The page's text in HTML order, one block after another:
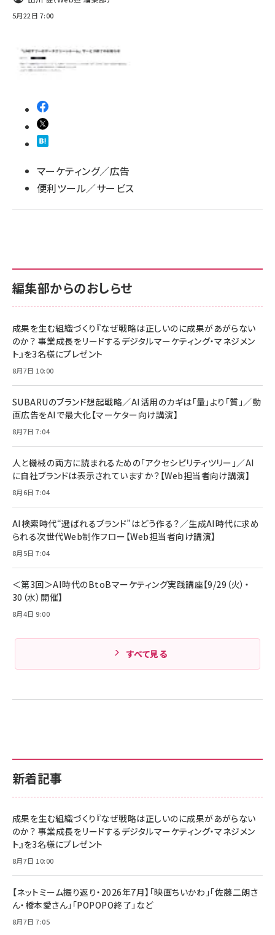
5月22日 7:00
マーケティング／広告
便利ツール／サービス
新着記事
成果を生む組織づくり『なぜ戦略は正しいのに成果があがらない
のか？ 事業成長をリードするデジタルマーケティング・マネジメン
ト』を3名様にプレゼント
8月7日 10:00
【ネットミーム振り返り・2026年7月】「映画ちいかわ」「佐藤二朗さ
ん・橋本愛さん」「POPOPO終了」など
8月7日 7:05
編集部からのおしらせ
成果を生む組織づくり『なぜ戦略は正しいのに成果があがらない
のか？ 事業成長をリードするデジタルマーケティング・マネジメン
ト』を3名様にプレゼント
8月7日 10:00
SUBARUのブランド想起戦略／AI活用のカギは「量」より「質」／動
画広告をAIで最大化【マーケター向け講演】
8月7日 7:04
人と機械の両方に読まれるための「アクセシビリティツリー」／AI
に自社ブランドは表示されていますか？【Web担当者向け講演】
8月6日 7:04
AI検索時代“選ばれるブランド”はどう作る？／生成AI時代に求め
られる次世代Web制作フロー【Web担当者向け講演】
8月5日 7:04
＜第3回＞AI時代のBtoBマーケティング実践講座【9/29（火）・
30（水）開催】
8月4日 9:00
すべて見る